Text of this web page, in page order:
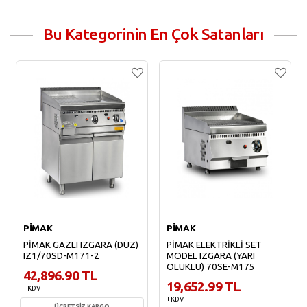
Bu Kategorinin En Çok Satanları
PİMAK
PİMAK GAZLI IZGARA (DÜZ)
IZ1/70SD-M171-2
42,896.90 TL
+ KDV
PİMAK
PİMAK ELEKTRİKLİ SET
MODEL IZGARA (YARI
OLUKLU) 70SE-M175
19,652.99 TL
+ KDV